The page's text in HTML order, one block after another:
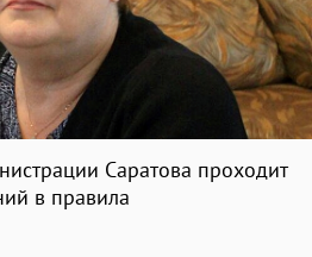
Саратова проходит
в правила